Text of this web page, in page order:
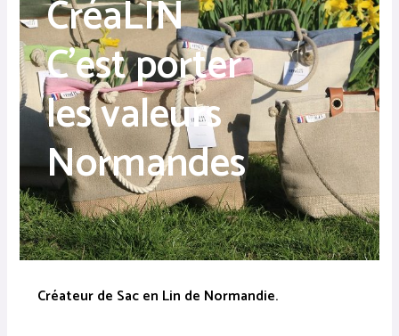
CréaLIN
C'est porter
les valeurs
Normandes
Créateur de Sac en Lin de Normandie.